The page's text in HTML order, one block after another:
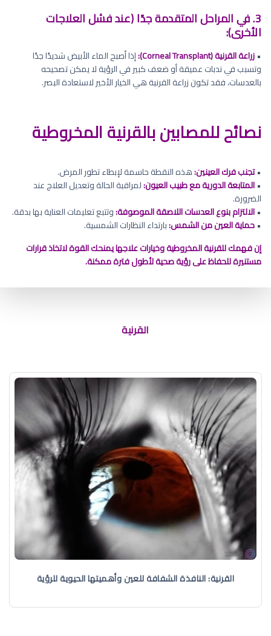
3. في المراحل المتقدمة جدًا (عند فشل العلاجات
الأخرى):
•زراعة القرنية (Corneal Transplant):
إذا أصبح الماء الأبيض شديدًا جدًا
وتسبب في ندبات عميقة أو ضعف كبير في الرؤية لا يمكن تصحيحه
بالعدسات، فقد تكون زراعة القرنية هي الخيار الأخير لاستعادة البصر.
نصائح للمصابين بالقرنية المخروطية
•تجنب فرك العينين:هذه النقطة حاسمة لإبطاء تطور المرض.
•المتابعة الدورية مع طبيب العيون:لمراقبة الحالة وتعديل العلاج عند
الضرورة.
•الالتزام بنوع العدسات اللاصقة الموصوفة:وتتبع تعليمات العناية بها بدقة.
•حماية العين من الشمس:بارتداء النظارات الشمسية.
إن فهمك للقرنية المخروطية وخيارات علاجها يمنحك القوة لاتخاذ قرارات
مستنيرة للحفاظ على رؤية صحية لأطول فترة ممكنة.
القرنية
القرنية: النافذة الشفافة للعين وأهميتها الحيوية للرؤية